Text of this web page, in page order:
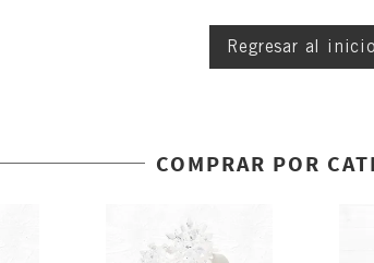
Regresar al
COMPRAR POR